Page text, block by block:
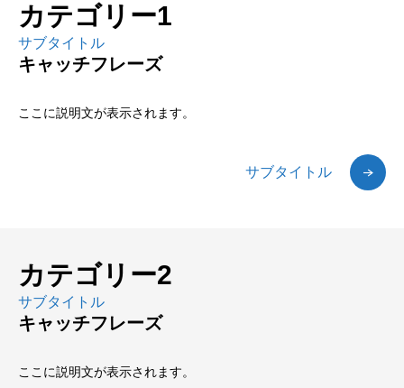
カテゴリー1
サブタイトル
キャッチフレーズ
ここに説明文が表示されます。
サブタイトル
カテゴリー2
サブタイトル
キャッチフレーズ
ここに説明文が表示されます。